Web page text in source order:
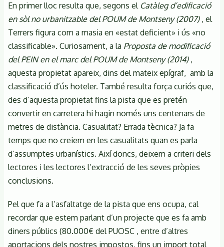
En primer lloc resulta que, segons el Catàleg d’edificació
en sòl no urbanitzable del POUM de Montseny (2007), el
Terrers figura com a masia en «estat deficient» i ús «no
classificable». Curiosament, a la Proposta de modificació
del PEIN en el marc del POUM de Montseny (2014),
aquesta propietat apareix, dins del mateix epígraf, amb la
classificació d’ús hoteler. També resulta força curiós que,
des d’aquesta propietat fins la pista que es pretén
convertir en carretera hi hagin només uns centenars de
metres de distància. Casualitat? Errada tècnica? Ja fa
temps que no creiem en les casualitats quan es parla
d’assumptes urbanístics. Així doncs, deixem a criteri dels
lectores i les lectores l’extracció de les seves pròpies
conclusions.
Pel que fa a l’asfaltatge de la pista que ens ocupa, cal
recordar que estem parlant d’un projecte que es fa amb
diners públics (80.000€ del PUOSC , entre d’altres
aportacions dels nostres impostos, fins un import total